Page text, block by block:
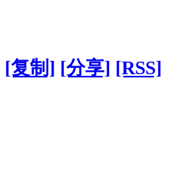
[复制] [分享] [RSS]